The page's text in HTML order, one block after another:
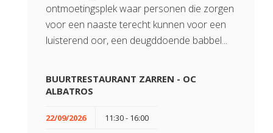
ontmoetingsplek waar personen die zorgen
voor een naaste terecht kunnen voor een
luisterend oor, een deugddoende babbel...
BUURTRESTAURANT ZARREN - OC
ALBATROS
22/09/2026 11:30 - 16:00